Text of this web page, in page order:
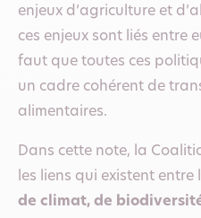
enjeux d’agriculture et
ces enjeux sont liés entre
faut que toutes ces
un cadre cohérent de
alimentaires.
Dans cette note, la
les liens qui existent entre
de climat, de